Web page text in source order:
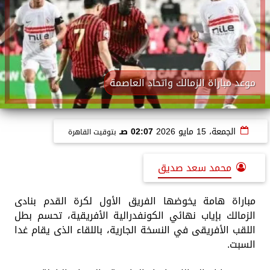
موعد مباراة الزمالك واتحاد العاصمة
الجمعة، 15 مايو 2026 02:07 صـ بتوقيت القاهرة
محمد سعد صديق
مباراة هامة يخوضها الفريق الأول لكرة القدم بنادى
الزمالك بإياب نهائي الكونفدرالية الأفريقية، تحسم بطل
اللقب الأفريقى في النسخة الجارية، باللقاء الذى يقام غدا
السبت.